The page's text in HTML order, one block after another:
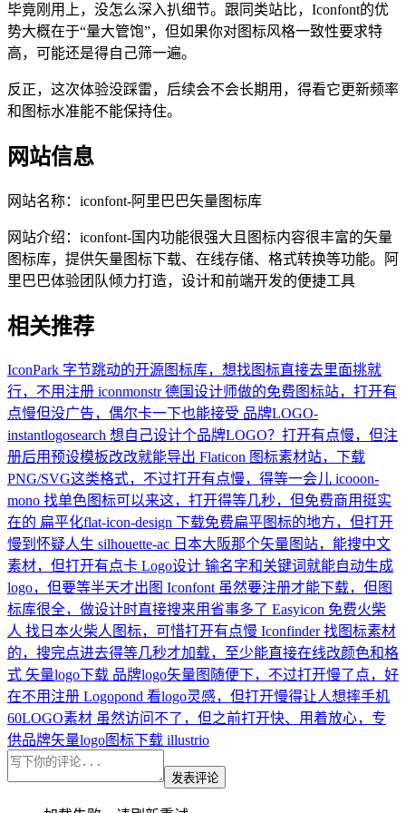
毕竟刚用上，没怎么深入扒细节。跟同类站比，Iconfont的优
势大概在于“量大管饱”，但如果你对图标风格一致性要求特
高，可能还是得自己筛一遍。
反正，这次体验没踩雷，后续会不会长期用，得看它更新频率
和图标水准能不能保持住。
网站信息
网站名称： iconfont-阿里巴巴矢量图标库
网站介绍： iconfont-国内功能很强大且图标内容很丰富的矢量
图标库，提供矢量图标下载、在线存储、格式转换等功能。阿
里巴巴体验团队倾力打造，设计和前端开发的便捷工具
相关推荐
IconPark 字节跳动的开源图标库，想找图标直接去里面挑就
行，不用注册 iconmonstr 德国设计师做的免费图标站，打开有
点慢但没广告，偶尔卡一下也能接受 品牌LOGO-
instantlogosearch 想自己设计个品牌LOGO？打开有点慢，但注
册后用预设模板改改就能导出 Flaticon 图标素材站，下载
PNG/SVG这类格式，不过打开有点慢，得等一会儿 icooon-
mono 找单色图标可以来这，打开得等几秒，但免费商用挺实
在的 扁平化flat-icon-design 下载免费扁平图标的地方，但打开
慢到怀疑人生 silhouette-ac 日本大阪那个矢量图站，能搜中文
素材，但打开有点卡 Logo设计 输名字和关键词就能自动生成
logo，但要等半天才出图 Iconfont 虽然要注册才能下载，但图
标库很全，做设计时直接搜来用省事多了 Easyicon 免费火柴
人 找日本火柴人图标，可惜打开有点慢 Iconfinder 找图标素材
的，搜完点进去得等几秒才加载，至少能直接在线改颜色和格
式 矢量logo下载 品牌logo矢量图随便下，不过打开慢了点，好
在不用注册 Logopond 看logo灵感，但打开慢得让人想摔手机
60LOGO素材 虽然访问不了，但之前打开快、用着放心，专
供品牌矢量logo图标下载 illustrio
发表评论